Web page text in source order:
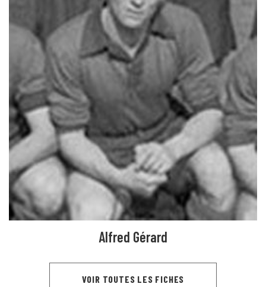
Alfred Gérard
VOIR TOUTES LES FICHES